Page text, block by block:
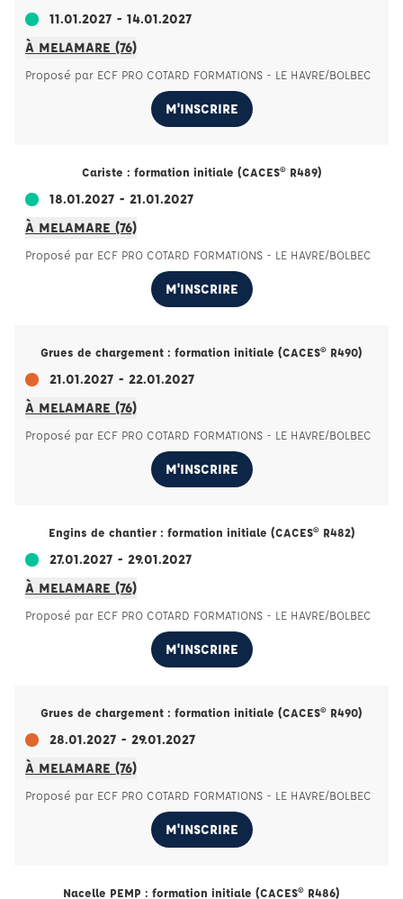
11.01.2027 - 14.01.2027
À MELAMARE (76)
Proposé par ECF PRO COTARD FORMATIONS - LE HAVRE/BOLBEC
M'INSCRIRE
Cariste : formation initiale (CACES® R489)
18.01.2027 - 21.01.2027
À MELAMARE (76)
Proposé par ECF PRO COTARD FORMATIONS - LE HAVRE/BOLBEC
M'INSCRIRE
Grues de chargement : formation initiale (CACES® R490)
21.01.2027 - 22.01.2027
À MELAMARE (76)
Proposé par ECF PRO COTARD FORMATIONS - LE HAVRE/BOLBEC
M'INSCRIRE
Engins de chantier : formation initiale (CACES® R482)
27.01.2027 - 29.01.2027
À MELAMARE (76)
Proposé par ECF PRO COTARD FORMATIONS - LE HAVRE/BOLBEC
M'INSCRIRE
Grues de chargement : formation initiale (CACES® R490)
28.01.2027 - 29.01.2027
À MELAMARE (76)
Proposé par ECF PRO COTARD FORMATIONS - LE HAVRE/BOLBEC
M'INSCRIRE
Nacelle PEMP : formation initiale (CACES® R486)